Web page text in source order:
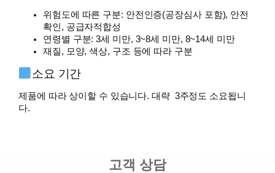
위험도에 따른 구분: 안전인증(공장심사 포함), 안전
확인, 공급자적합성
연령별 구분: 3세 미만, 3~8세 미만, 8~14세 미만
재질, 모양, 색상, 구조 등에 따라 구분
소요 기간
제품에 따라 상이할 수 있습니다. 대략 3주정도 소요됩니
다.
고객 상담